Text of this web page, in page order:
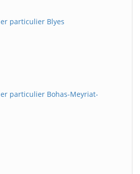
particulier Blyes
particulier Bohas-Meyriat-